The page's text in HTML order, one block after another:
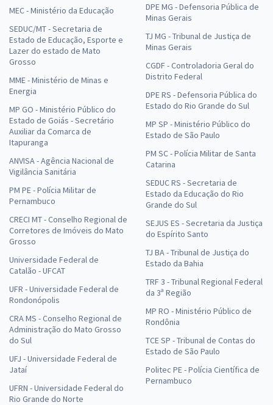
MEC - Ministério da Educação
SEDUC/MT - Secretaria de
Estado de Educação, Esporte e
Lazer do estado de Mato
Grosso
MME - Ministério de Minas e
Energia
MP GO - Ministério Público do
Estado de Goiás - Secretário
Auxiliar da Comarca de
Itapuranga
ANVISA - Agência Nacional de
Vigilância Sanitária
PM PE - Polícia Militar de
Pernambuco
CRECI MT - Conselho Regional de
Corretores de Imóveis do Mato
Grosso
Universidade Federal de
Catalão - UFCAT
UFR - Universidade Federal de
Rondonópolis
CRA MS - Conselho Regional de
Administração do Mato Grosso
do Sul
UFJ - Universidade Federal de
Jataí
UFRN - Universidade Federal do
Rio Grande do Norte
DPE MG - Defensoria Pública de
Minas Gerais
TJ MG - Tribunal de Justiça de
Minas Gerais
CGDF - Controladoria Geral do
Distrito Federal
DPE RS - Defensoria Pública do
Estado do Rio Grande do Sul
MP SP - Ministério Público do
Estado de São Paulo
PM SC - Polícia Militar de Santa
Catarina
SEDUC RS - Secretaria de
Estado da Educação do Rio
Grande do Sul
SEJUS ES - Secretaria da Justiça
do Espírito Santo
TJ BA - Tribunal de Justiça do
Estado da Bahia
TRF 3 - Tribunal Regional Federal
da 3ª Região
MP RO - Ministério Público de
Rondônia
TCE SP - Tribunal de Contas do
Estado de São Paulo
Politec PE - Polícia Científica de
Pernambuco